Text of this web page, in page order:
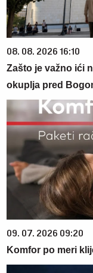
08. 08. 2026 16:10
Zašto je važno ići
okuplja pred
09. 07. 2026 09:20
Komfor po meri